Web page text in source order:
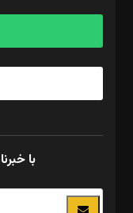
آگهی و مشترکین: ۰۹۱۹۹۹۹۰۴۵۴
با